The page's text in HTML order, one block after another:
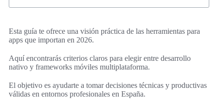
Esta guía te ofrece una visión práctica de las herramientas para
apps que importan en 2026.
Aquí encontrarás criterios claros para elegir entre desarrollo
nativo y frameworks móviles multiplataforma.
El objetivo es ayudarte a tomar decisiones técnicas y productivas
válidas en entornos profesionales en España.